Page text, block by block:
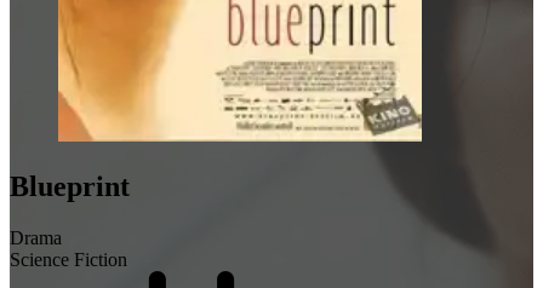
Blueprint
Drama
Science Fiction